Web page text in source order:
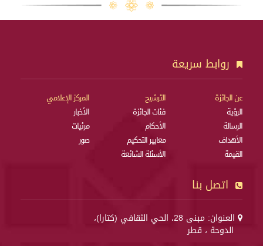
روابط سريعة
عن الجائزة
الرؤية
الرسالة
الأهداف
القيمة
الترشيح
فئات الجائزة
الأحكام
معايير التحكيم
الأسئلة الشائعة
المركز الإعلامي
الأخبار
مرئيات
صور
اتصل بنا
العنوان: مبنى 28، الحي الثقافي (كتارا)،
الدوحة ، قطر